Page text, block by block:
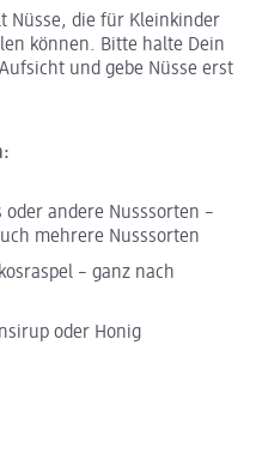
Nüsse, die für Kleinkinder
können. Bitte halte Dein
und gebe Nüsse erst
oder andere Nusssorten –
mehrere Nusssorten
– ganz nach
oder Honig